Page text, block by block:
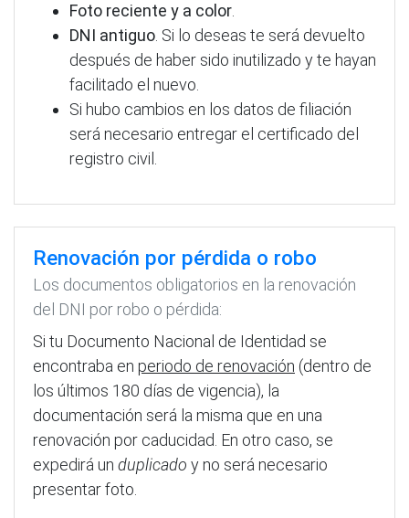
Foto reciente y a color.
DNI antiguo. Si lo deseas te será devuelto
después de haber sido inutilizado y te hayan
facilitado el nuevo.
Si hubo cambios en los datos de filiación
será necesario entregar el certificado del
registro civil.
Renovación por pérdida o robo
Los documentos obligatorios en la renovación
del DNI por robo o pérdida:
Si tu Documento Nacional de Identidad se
encontraba en periodo de renovación (dentro de
los últimos 180 días de vigencia), la
documentación será la misma que en una
renovación por caducidad. En otro caso, se
expedirá un duplicado y no será necesario
presentar foto.